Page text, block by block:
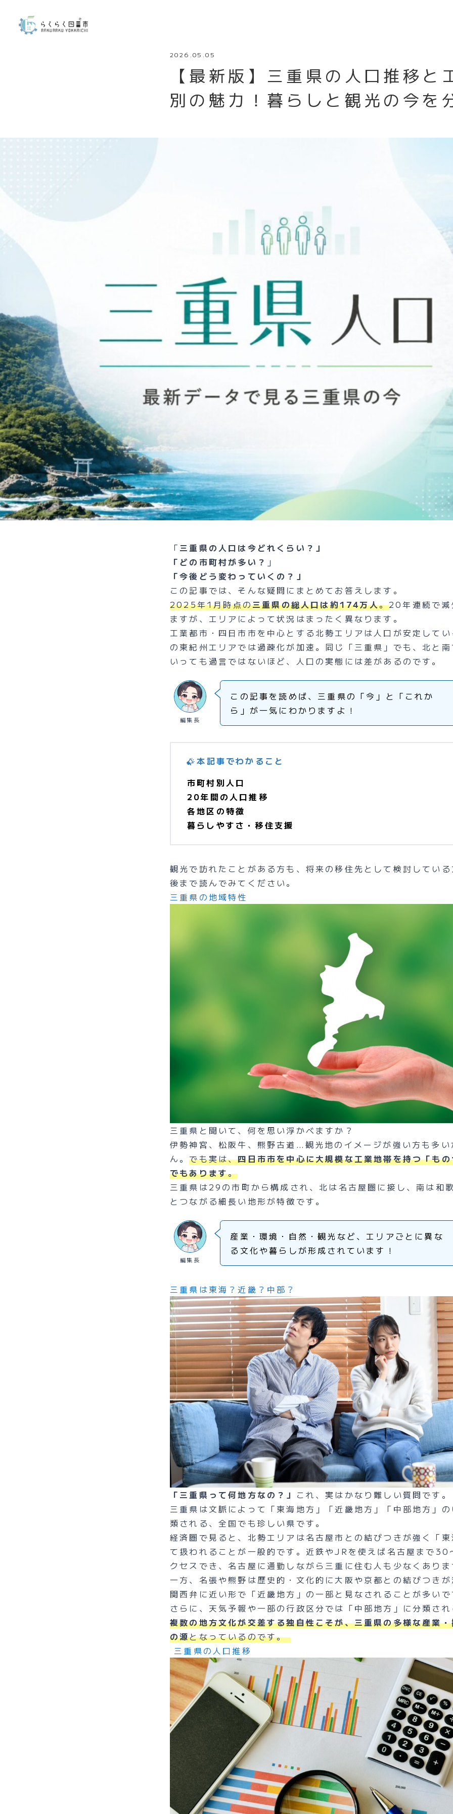
2026.05.05
【最新版】三重県の人口推移と
別の魅力！暮らしと観光の今を
「 三重県の人口は今どれくらい？」
「どの市町村が多い？ 」
「今後どう変わっていくの？」
この記事では、そんな疑問にまとめてお答えします。
2025年1月時点の三重県の総人口は約174万人。20年連続で減
ますが、エリアによって状況はまったく異なります。
工業都市・四日市市を中心とする北勢エリアは人口が安定して
の東紀州エリアでは過疎化が加速。同じ「三重県」でも、北と南
いっても過言ではないほど、人口の実態には差があるのです。
編集長
この記事を読めば、三重県の「今」と「これか
ら」が一気にわかりますよ！
本記事でわかること
市町村別人口
20年間の人口推移
各地区の特徴
暮らしやすさ・移住支援
観光で訪れたことがある方も、将来の移住先として検討してい
後まで読んでみてください。
三重県の地域特性
三重県と聞いて、何を思い浮かべますか？
伊勢神宮、松阪牛、熊野古道…観光地のイメージが強い方も多い
ん。でも実は、四日市市を中心に大規模な工業地帯を持つ「も
でもあります。
三重県は29の市町から構成され、北は名古屋圏に接し、南は和
とつながる細長い地形が特徴です。
編集長
産業・環境・自然・観光など、エリアごとに異な
る文化や暮らしが形成されています！
三重県は東海？近畿？中部？
「三重県って何地方なの？」 これ、実はかなり難しい質問です。
三重県は文脈によって「東海地方」「近畿地方」「中部地方」
類される、全国でも珍しい県です。
経済圏で見ると、北勢エリアは名古屋市との結びつきが強く「
て扱われることが一般的です。近鉄やJRを使えば名古屋まで
クセスでき、名古屋に通勤しながら三重に住む人も少なくありま
一方、名張や熊野は歴史的・文化的に大阪や京都との結びつき
関西弁に近い形で「近畿地方」の一部と見なされることが多いで
さらに、天気予報や一部の行政区分では「中部地方」に分類され
複数の地方文化が交差する独自性こそが、三重県の多様な産業
の源となっているのです。
三重県の人口推移